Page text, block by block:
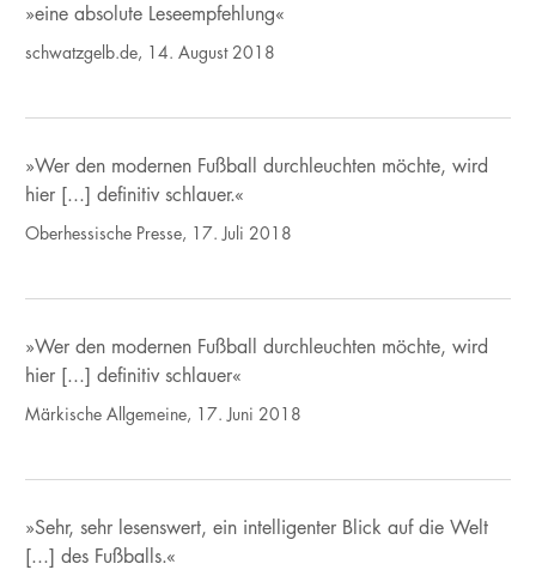
»eine absolute Leseempfehlung«
schwatzgelb.de, 14. August 2018
»Wer den modernen Fußball durchleuchten möchte, wird
hier [...] definitiv schlauer.«
Oberhessische Presse, 17. Juli 2018
»Wer den modernen Fußball durchleuchten möchte, wird
hier [...] definitiv schlauer«
Märkische Allgemeine, 17. Juni 2018
»Sehr, sehr lesenswert, ein intelligenter Blick auf die Welt
[...] des Fußballs.«